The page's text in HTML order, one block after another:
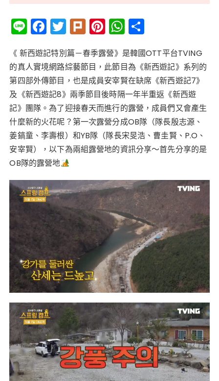
Li
n
e
F
a
c
e
b
o
o
k
T
w
it
te
r
Pl
ur
k
Pi
n
te
re
st
W
h
a
ts
A
p
p
《 新西遊記特別篇－春季露營》是韓國OTT平台TVING
的真人實境網路綜藝節目，此節目為《新西遊記》系列的
第四部外傳節目，也是成員安宰賢在缺席《新西遊記7》
及《新西遊記8》兩季節目後時隔一年半重返《新西遊
記》團隊。為了迎接春天而進行的露營，成員們又會產生
什麼新的火花呢？第一次露營分成OB隊（隊長殷志源、
姜鎬童、李壽根）和YB隊（隊長宋旻浩、曹圭賢、P.O、
安宰賢），以下為兩組露營地的資訊分享～首先分享的是
OB隊的露營地